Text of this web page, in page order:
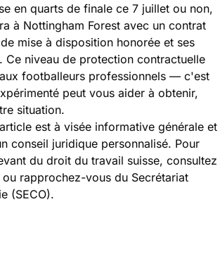
en quarts de finale ce 7 juillet ou non,
à Nottingham Forest avec un contrat
mise à disposition honorée et ses
Ce niveau de protection contractuelle
footballeurs professionnels — c'est
peut vous aider à obtenir,
situation.
est à visée informative générale et
conseil juridique personnalisé. Pour
du droit du travail suisse, consultez
rapprochez-vous du Secrétariat
(SECO).